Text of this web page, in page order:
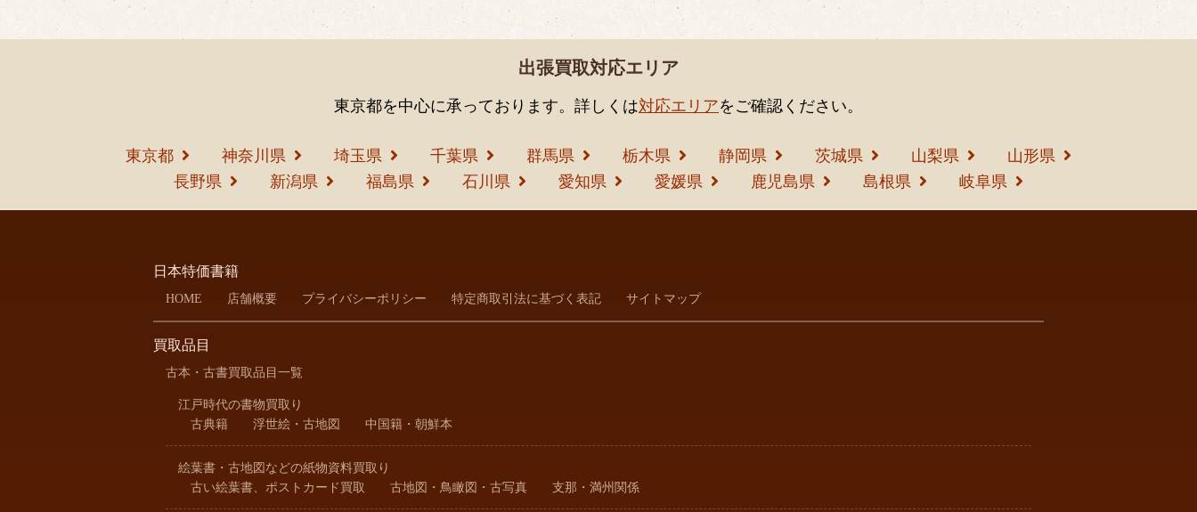
ブ
出張買取対応エリア
東京都を中心に承っております。詳しくは対応エリアをご確認ください。
東京都 神奈川県 埼玉県 千葉県 群馬県 栃木県 静岡県 茨城県 山梨県
山形県
長野県
新潟県 福島県 石川県 愛知県 愛媛県 鹿児島県 島根県 岐阜県
日本特価書籍
HOME 店舗概要 プライバシーポリシー 特定商取引法に基づく表記 サイトマップ
買取品目
古本・古書買取品目一覧
江戸時代の書物買取り
古典籍
浮世絵・古地図 中国籍・朝鮮本
絵葉書・古地図などの紙物資料買取り
古い絵葉書、ポストカード買取
古地図・鳥瞰図・古写真 支那・満州関係